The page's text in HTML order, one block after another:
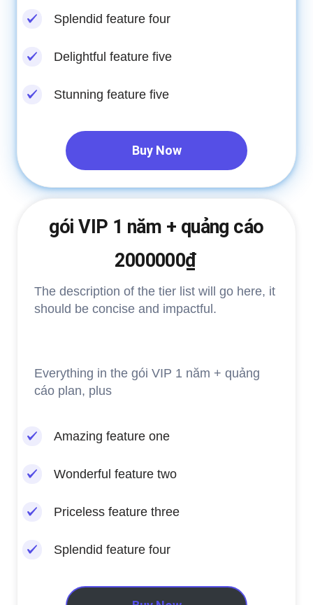
Splendid feature four
Delightful feature five
Stunning feature five
Buy Now
gói VIP 1 năm + quảng cáo
2000000₫
The description of the tier list will go here, it
should be concise and impactful.
Everything in the gói VIP 1 năm + quảng
cáo plan, plus
Amazing feature one
Wonderful feature two
Priceless feature three
Splendid feature four